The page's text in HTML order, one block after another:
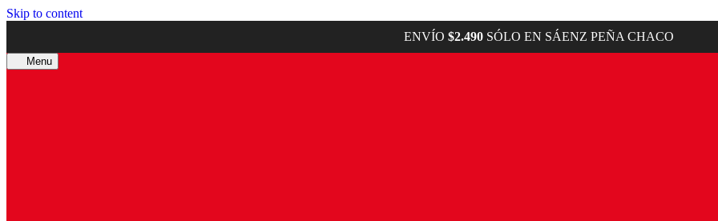
Skip to content
ENVÍO $2.490 SÓLO EN SÁENZ PEÑA CHACO
Menu